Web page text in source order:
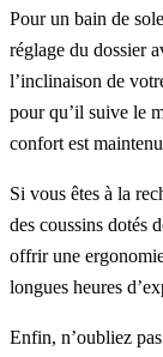
Pour un bain de
réglage du dossier
l’inclinaison de
pour qu’il suive le
confort est
Si vous êtes à la
des coussins dotés
offrir une
longues heures
Enfin, n’oubliez